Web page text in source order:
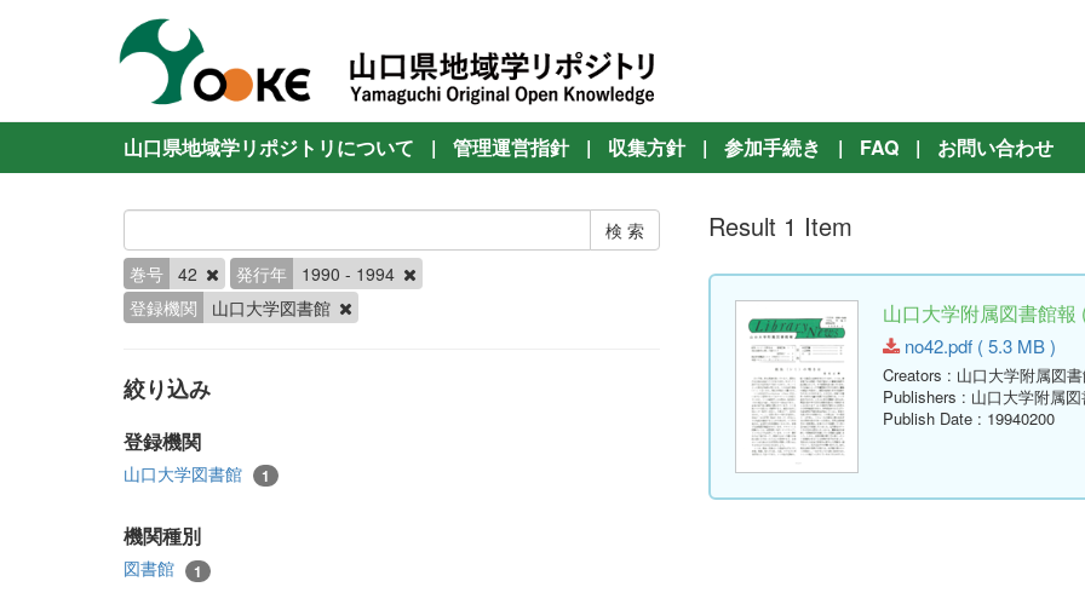
山口県地域学リポジトリについて | 管理運営指針 | 収集方針 | 参加手続き | FAQ | お問い合わせ
巻号 42 発行年
1990 - 1994
登録機関
山口大学図書館
絞り込み
登録機関
山口大学図書館 1
機関種別
図書館 1
Result 1 Item
山口大学附属図書館報
no42.pdf ( 5.3 MB )
Creators : 山口大学附属図
Publishers : 山口大学附属
Publish Date : 19940200